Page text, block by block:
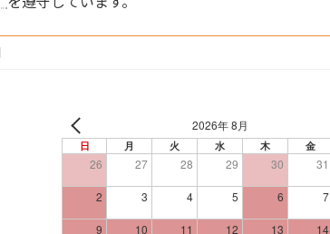
2026年 8月
日 月 火 水 木 金
26 27 28 29 30 31
2 3 4 5 6 7
9 10 11 12 13 14